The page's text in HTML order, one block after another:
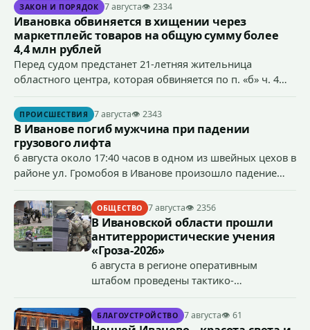
ЗАКОН И ПОРЯДОК 7 августа👁 2334
Ивановка обвиняется в хищении через
маркетплейс товаров на общую сумму более
4,4 млн рублей
Перед судом предстанет 21-летняя жительница
областного центра, которая обвиняется по п. «б» ч. 4
сумму более 4,4 млн рублей через маркетплейс.
ПРОИСШЕСТВИЯ 7 августа👁 2343
В Иванове погиб мужчина при падении
грузового лифта
6 августа около 17:40 часов в одном из швейных цехов в
районе ул. Громобоя в Иванове произошло падение
ОБЩЕСТВО 7 августа👁 2356
В Ивановской области прошли
антитеррористические учения
«Гроза-2026»
6 августа в регионе оперативным
штабом проведены тактико-
террористического акта на объекте
органов государственной власти.
БЛАГОУСТРОЙСТВО 7 августа👁 61